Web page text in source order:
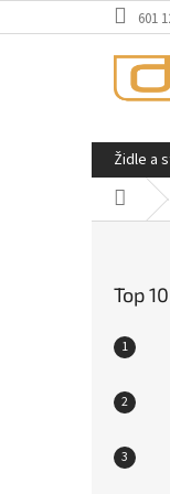
na
601
Židle a
Domů
Top